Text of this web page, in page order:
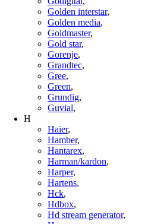
Golden interstar,
Golden media,
Goldmaster,
Gold star,
Gorenje,
Grandtec,
Gree,
Green,
Grundig,
Guvial,
H
Haier,
Hamber,
Hantarex,
Harman/kardon,
Harper,
Hartens,
Hck,
Hdbox,
Hd stream generator,